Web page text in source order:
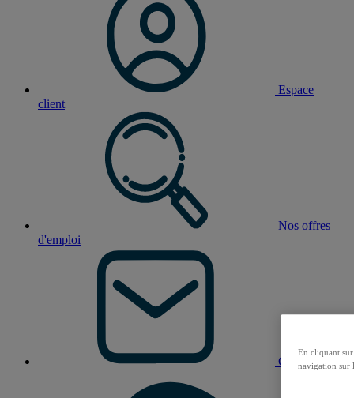
Espace
client
Nos offres
d'emploi
Contact
En cliquant
navigation sur